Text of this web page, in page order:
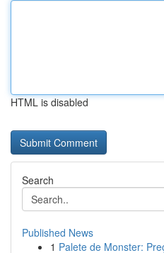
HTML is disabled
Search
Published News
1 Palete de Monster: